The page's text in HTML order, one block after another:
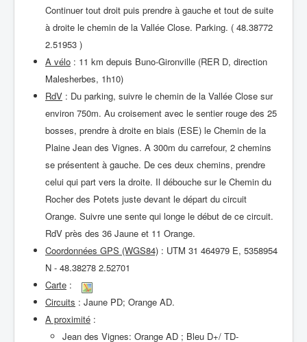
Continuer tout droit puis prendre à gauche et tout de suite
à droite le chemin de la Vallée Close. Parking. ( 48.38772
2.51953 )
A vélo : 11 km depuis Buno-Gironville (RER D, direction
Malesherbes, 1h10)
RdV : Du parking, suivre le chemin de la Vallée Close sur
environ 750m. Au croisement avec le sentier rouge des 25
bosses, prendre à droite en biais (ESE) le Chemin de la
Plaine Jean des Vignes. A 300m du carrefour, 2 chemins
se présentent à gauche. De ces deux chemins, prendre
celui qui part vers la droite. Il débouche sur le Chemin du
Rocher des Potets juste devant le départ du circuit
Orange. Suivre une sente qui longe le début de ce circuit.
RdV près des 36 Jaune et 11 Orange.
Coordonnées GPS (WGS84) : UTM 31 464979 E, 5358954
N - 48.38278 2.52701
Carte :
Circuits : Jaune PD; Orange AD.
A proximité :
Jean des Vignes: Orange AD ; Bleu D+/ TD-